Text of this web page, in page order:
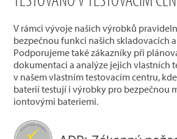
V rámci vývoje našich výrobků
bezpečnou funkci našich skladovacích
Podporujeme také zákazníky při
dokumentaci a analýze jejich vlastních
v našem vlastním testovacím centru,
baterií testují i výrobky pro bezpečnou
iontovými bateriemi.